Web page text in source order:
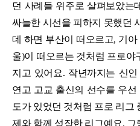
던 사례들 위주로 살펴보았는
싸늘한 시선을 피하지 못했던
데 하면 부산이 떠오르고, 기
울)이 떠오르는 것처럼 프로
지고 있어요. 작년까지는 신
연고 고교 출신의 선수를 우선
도가 있었던 것처럼 프로 리그
제와 함께 성장한 리그예요. 그